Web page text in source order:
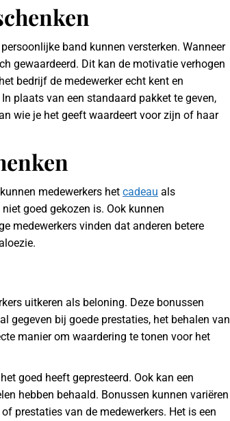
band kunnen versterken. Wanneer
gewaardeerd. Dit kan de motivatie verhogen
bedrijf de medewerker echt kent en
In plaats van een standaard pakket te geven,
wie je het geeft waardeert voor zijn of haar
medewerkers het cadeau als
goed gekozen is. Ook kunnen
medewerkers vinden dat anderen betere
uitkeren als beloning. Deze bonussen
gegeven bij goede prestaties, het behalen van
manier om waardering te tonen voor het
goed heeft gepresteerd. Ook kan een
hebben behaald. Bonussen kunnen variëren
prestaties van de medewerkers. Het is een